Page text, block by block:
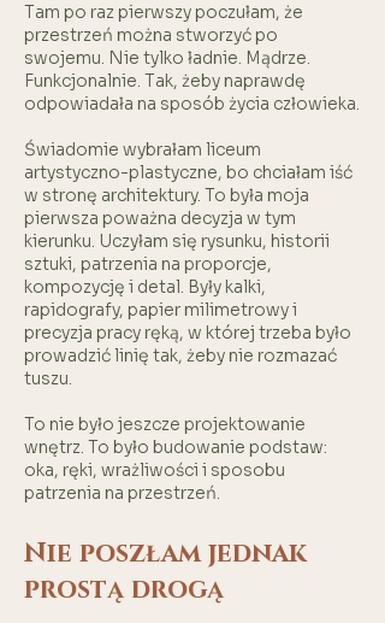
Tam po raz pierwszy poczułam, że
przestrzeń można stworzyć po
swojemu. Nie tylko ładnie. Mądrze.
Funkcjonalnie. Tak, żeby naprawdę
odpowiadała na sposób życia człowieka.
Świadomie wybrałam liceum
artystyczno-plastyczne, bo chciałam iść
w stronę architektury. To była moja
pierwsza poważna decyzja w tym
kierunku. Uczyłam się rysunku, historii
sztuki, patrzenia na proporcje,
kompozycję i detal. Były kalki,
rapidografy, papier milimetrowy i
precyzja pracy ręką, w której trzeba było
prowadzić linię tak, żeby nie rozmazać
tuszu.
To nie było jeszcze projektowanie
wnętrz. To było budowanie podstaw:
oka, ręki, wrażliwości i sposobu
patrzenia na przestrzeń.
Nie poszłam jednak
prostą drogą